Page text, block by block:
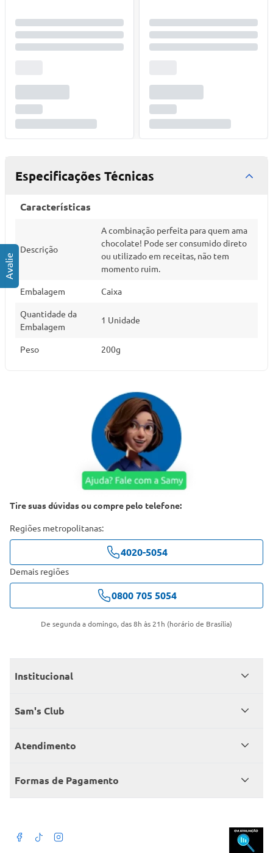
Especificações Técnicas
Características
Descrição
A combinação perfeita para quem ama
chocolate! Pode ser consumido direto
ou utilizado em receitas, não tem
momento ruim.
Embalagem Caixa
Quantidade da
Embalagem
1 Unidade
Peso 200g
Tire suas dúvidas ou compre pelo telefone:
Regiões metropolitanas:
4020-5054
Demais regiões
0800 705 5054
De segunda a domingo, das 8h às 21h (horário de Brasília)
Institucional
Quem somos
Encontre um Clube
Sam's Club
Seja sócio
Member’s Mark
Atendimento
Fale conosco
Atendimento em libras
Formas de Pagamento